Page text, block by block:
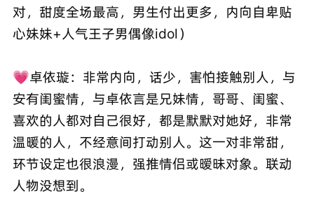
对，甜度全场最高，男生付出更多，内向自卑贴
心妹妹+人气王子男偶像idol）
💗卓依璇：非常内向，话少，害怕接触别人，与
安有闺蜜情，与卓依言是兄妹情，哥哥、闺蜜、
喜欢的人都对自己很好，都是默默对她好，非常
温暖的人，不经意间打动别人。这一对非常甜，
环节设定也很浪漫，强推情侣或暧昧对象。联动
人物没想到。